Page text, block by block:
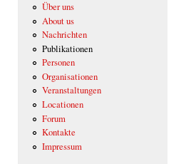
Über uns
About us
Nachrichten
Publikationen
Personen
Organisationen
Veranstaltungen
Locationen
Forum
Kontakte
Impressum